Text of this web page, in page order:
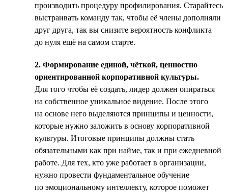
производить процедуру профилирования. Старайтесь
выстраивать команду так, чтобы её члены дополняли
друг друга, так вы снизите вероятность конфликта
до нуля ещё на самом старте.
2. Формирование единой, чёткой, ценностно
ориентированной корпоративной культуры.
Для того чтобы её создать, лидер должен опираться
на собственное уникальное видение. После этого
на основе него выделяются принципы и ценности,
которые нужно заложить в основу корпоративной
культуры. Итоговые принципы должны стать
обязательными как при найме, так и при ежедневной
работе. Для тех, кто уже работает в организации,
нужно провести фундаментальное обучение
по эмоциональному интеллекту, которое поможет